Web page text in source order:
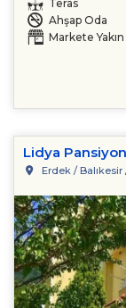
Ahşap Oda
Markete Yakın
Lidya Pansiyon
Erdek / Balıkesir